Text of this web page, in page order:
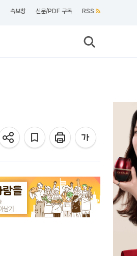
속보창 신문/PDF 구독 RSS